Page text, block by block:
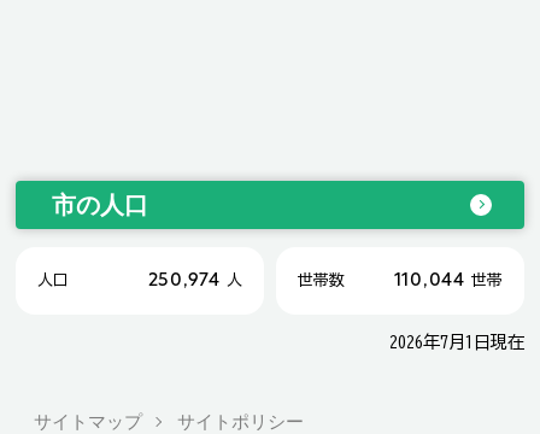
市の人口
人口 250,974 人 世帯数 110,044 世帯
2026年7月1日現在
サイトマップ サイトポリシー